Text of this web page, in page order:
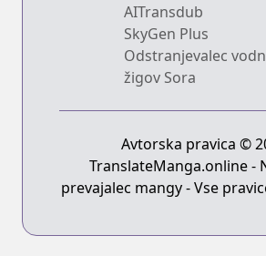
AITransdub
SkyGen Plus
Odstranjevalec
žigov Sora
Avtorska pravica ©
TranslateManga.online -
prevajalec mangy - Vse